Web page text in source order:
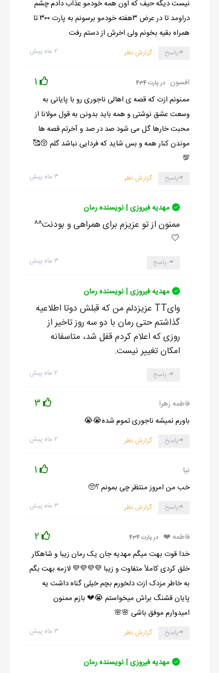
نیست دیگه حیف که اون همه خودمو عذاب دادم چشم
دراومد تا در عرض ۳هفته خودمو برسونم به پارت ۳۰۰ تا
همراه بقیه بخونم ولی اخرش از دستم رفت
۲ ماه پیش پاسخ گزارش نظر
افسون در پارت 434 1
ممنونم ازت که قصه ی اهالی ناجوری رو با پایانی به
وسعت عشق نوشتی و همه باید بدونن به قول مولانا از
محبت خارها گل می شود صد در صد و آخرتم قصه ها
موندن کنار همه و بس شاید که فردایی نباشد گلم 😚🥰
💯
۳ ماه پیش پاسخ گزارش نظر
مهدیه فیروزی | نویسنده رمان
ممنون از تو عزیزم برای همراهی و بودنت^^
🤍
۳ ماه پیش پاسخ
مهدیه فیروزی | نویسنده رمان
وایTT عزیزدلم من که قبلش دوتا اطلاعیه
گذاشتم حتی رمان با دو سه روز تاخیر از
روزی که اعلام کردم قفل شد، متاسفانه
امکان تغییر نیست.
۲ ماه پیش پاسخ
فاطمه زهرا 3
باورم نمیشه ناجوری تموم شده😭😭
۲ ماه پیش پاسخ گزارش نظر
نیا 1
خب من امروز منتظر چی بمونم ؟🥺
۳ ماه پیش پاسخ گزارش نظر
فاطمه ❤️ در پارت 434 2
خدا قوت بهت میگم مهدیه جان یک رمان زیبا و شاهکار
خلق کردی کاملاً متفاوت و زیبا 💜💜💜💜 لازمه بهت بگم
به خاطر مزدک ازت دلخورم بچم خیلی گناه داشت یه
پایان قشنگ براش میخواستم 😭💔 بازم ممنون
امیدوارم موفق باشی 🌸🌸
۳ ماه پیش پاسخ گزارش نظر
مهدیه فیروزی | نویسنده رمان